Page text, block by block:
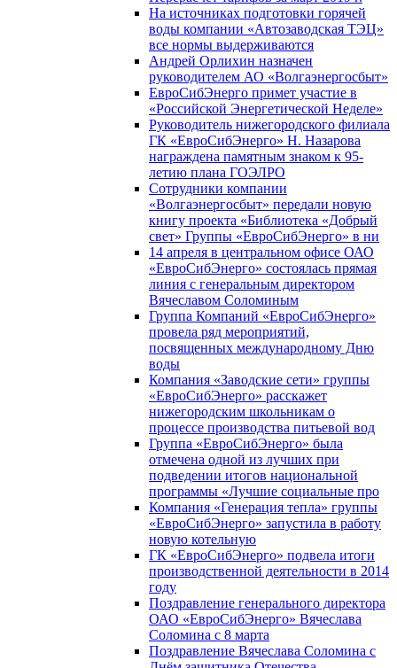
На источниках подготовки горячей
воды компании «Автозаводская ТЭЦ»
все нормы выдерживаются
Андрей Орлихин назначен
руководителем АО «Волгаэнергосбыт»
ЕвроСибЭнерго примет участие в
«Российской Энергетической Неделе»
Руководитель нижегородского филиала
ГК «ЕвроСибЭнерго» Н. Назарова
награждена памятным знаком к 95-
летию плана ГОЭЛРО
Сотрудники компании
«Волгаэнергосбыт» передали новую
книгу проекта «Библиотека «Добрый
свет» Группы «ЕвроСибЭнерго» в ни
14 апреля в центральном офисе ОАО
«ЕвроСибЭнерго» состоялась прямая
линия с генеральным директором
Вячеславом Соломиным
Группа Компаний «ЕвроСибЭнерго»
провела ряд мероприятий,
посвященных международному Дню
воды
Компания «Заводские сети» группы
«ЕвроСибЭнерго» расскажет
нижегородским школьникам о
процессе производства питьевой вод
Группа «ЕвроСибЭнерго» была
отмечена одной из лучших при
подведении итогов национальной
программы «Лучшие социальные про
Компания «Генерация тепла» группы
«ЕвроСибЭнерго» запустила в работу
новую котельную
ГК «ЕвроСибЭнерго» подвела итоги
производственной деятельности в 2014
году
Поздравление генерального директора
ОАО «ЕвроСибЭнерго» Вячеслава
Соломина с 8 марта
Поздравление Вячеслава Соломина с